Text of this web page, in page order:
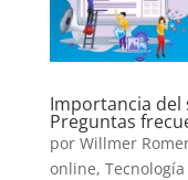
Importancia del
Preguntas
por Willmer
online, Tecnología